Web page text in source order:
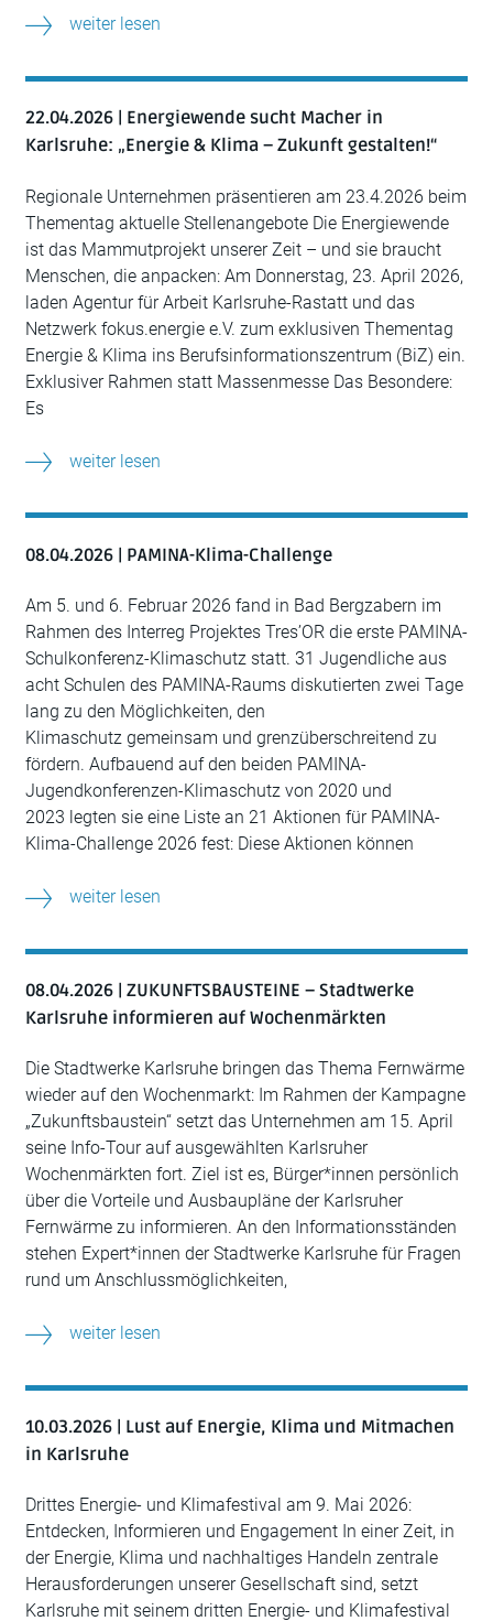
weiter lesen
22.04.2026 | Energiewende sucht Macher in
Karlsruhe: „Energie & Klima – Zukunft gestalten!“
Regionale Unternehmen präsentieren am 23.4.2026 beim
Thementag aktuelle Stellenangebote Die Energiewende
ist das Mammutprojekt unserer Zeit – und sie braucht
Menschen, die anpacken: Am Donnerstag, 23. April 2026,
laden Agentur für Arbeit Karlsruhe-Rastatt und das
Netzwerk fokus.energie e.V. zum exklusiven Thementag
Energie & Klima ins Berufsinformationszentrum (BiZ) ein.
Exklusiver Rahmen statt Massenmesse Das Besondere:
Es
weiter lesen
08.04.2026 | PAMINA-Klima-Challenge
Am 5. und 6. Februar 2026 fand in Bad Bergzabern im
Rahmen des Interreg Projektes Tres’OR die erste PAMINA-
Schulkonferenz-Klimaschutz statt. 31 Jugendliche aus
acht Schulen des PAMINA-Raums diskutierten zwei Tage
lang zu den Möglichkeiten, den
Klimaschutz gemeinsam und grenzüberschreitend zu
fördern. Aufbauend auf den beiden PAMINA-
Jugendkonferenzen-Klimaschutz von 2020 und
2023 legten sie eine Liste an 21 Aktionen für PAMINA-
Klima-Challenge 2026 fest: Diese Aktionen können
weiter lesen
08.04.2026 | ZUKUNFTSBAUSTEINE – Stadtwerke
Karlsruhe informieren auf Wochenmärkten
Die Stadtwerke Karlsruhe bringen das Thema Fernwärme
wieder auf den Wochenmarkt: Im Rahmen der Kampagne
„Zukunftsbaustein“ setzt das Unternehmen am 15. April
seine Info-Tour auf ausgewählten Karlsruher
Wochenmärkten fort. Ziel ist es, Bürger*innen persönlich
über die Vorteile und Ausbaupläne der Karlsruher
Fernwärme zu informieren. An den Informationsständen
stehen Expert*innen der Stadtwerke Karlsruhe für Fragen
rund um Anschlussmöglichkeiten,
weiter lesen
10.03.2026 | Lust auf Energie, Klima und Mitmachen
in Karlsruhe
Drittes Energie- und Klimafestival am 9. Mai 2026:
Entdecken, Informieren und Engagement In einer Zeit, in
der Energie, Klima und nachhaltiges Handeln zentrale
Herausforderungen unserer Gesellschaft sind, setzt
Karlsruhe mit seinem dritten Energie- und Klimafestival